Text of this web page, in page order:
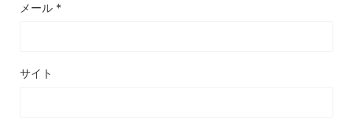
メール *
サイト